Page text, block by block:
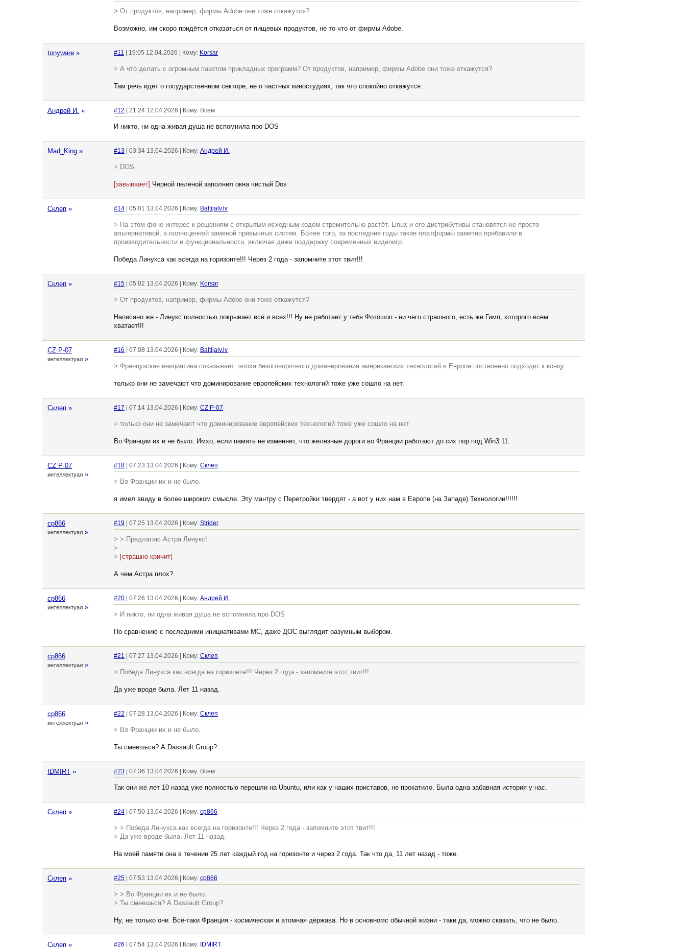
> От продуктов, например, фирмы Adobe они тоже откажутся?
Возможно, им скоро придётся отказаться от пищевых продуктов, не то что от фирмы Adobe.
tonyware » #11 | 19:05 12.04.2026 | Кому: Korsar
> А что делать с огромным пакетом прикладных программ? От продуктов, например, фирмы Adobe они тоже откажутся?
Там речь идёт о государственном секторе, не о частных киностудиях, так что спокойно откажутся.
Андрей И. » #12 | 21:24 12.04.2026 | Кому: Всем
И никто, ни одна живая душа не вспомнила про DOS
Mad_King » #13 | 03:34 13.04.2026 | Кому: Андрей И.
> DOS
[завываает] Черной пеленой заполнил окна чистый Dos
Склеп » #14 | 05:01 13.04.2026 | Кому: Baltijalv.lv
> На этом фоне интерес к решениям с открытым исходным кодом стремительно растёт. Linux и его дистрибутивы становятся не просто
альтернативой, а полноценной заменой привычных систем. Более того, за последние годы такие платформы заметно прибавили в
производительности и функциональности, включая даже поддержку современных видеоигр.
Победа Линукса как всегда на горизонте!!! Через 2 года - запомните этот твит!!!
Склеп » #15 | 05:02 13.04.2026 | Кому: Korsar
> От продуктов, например, фирмы Adobe они тоже откажутся?
Написано же - Линукс полностью покрывает всё и всех!!! Ну не работает у тебя Фотошоп - ни чего страшного, есть же Гимп, которого всем
хватает!!!
CZ P-07
интеллектуал »
#16 | 07:08 13.04.2026 | Кому: Baltijalv.lv
> Французская инициатива показывает: эпоха безоговорочного доминирования американских технологий в Европе постепенно подходит к концу.
только они не замечают что доминирование европейских технологий тоже уже сошло на нет.
Склеп » #17 | 07:14 13.04.2026 | Кому: CZ P-07
> только они не замечают что доминирование европейских технологий тоже уже сошло на нет
Во Франции их и не было. Имхо, если память не изменяет, что железные дороги во Франции работают до сих пор под Win3.11.
CZ P-07
интеллектуал »
#18 | 07:23 13.04.2026 | Кому: Склеп
> Во Франции их и не было.
я имел ввиду в более широком смысле. Эту мантру с Перетройки твердят - а вот у них нам в Европе (на Западе) Технологии!!!!!!
cp866
интеллектуал »
#19 | 07:25 13.04.2026 | Кому: Strider
> > Предлагаю Астра Линукс!
>
> [страшно кричит]
А чем Астра плох?
cp866
интеллектуал »
#20 | 07:26 13.04.2026 | Кому: Андрей И.
> И никто, ни одна живая душа не вспомнила про DOS
По сравнению с последними инициативами МС, даже ДОС выглядит разумным выбором.
cp866
интеллектуал »
#21 | 07:27 13.04.2026 | Кому: Склеп
> Победа Линукса как всегда на горизонте!!! Через 2 года - запомните этот твит!!!
Да уже вроде была. Лет 11 назад.
cp866
интеллектуал »
#22 | 07:28 13.04.2026 | Кому: Склеп
> Во Франции их и не было.
Ты смеешься? А Dassault Group?
IDMIRT » #23 | 07:36 13.04.2026 | Кому: Всем
Так они же лет 10 назад уже полностью перешли на Ubuntu, или как у наших приставов, не прокатило. Была одна забавная история у нас.
Склеп » #24 | 07:50 13.04.2026 | Кому: cp866
> > Победа Линукса как всегда на горизонте!!! Через 2 года - запомните этот твит!!!
> Да уже вроде была. Лет 11 назад.
На моей памяти она в течении 25 лет каждый год на горизонте и через 2 года. Так что да, 11 лет назад - тоже.
Склеп » #25 | 07:53 13.04.2026 | Кому: cp866
> > Во Франции их и не было.
> Ты смеешься? А Dassault Group?
Ну, не только они. Всё-таки Франция - космическая и атомная держава. Но в основномс обычной жизни - таки да, можно сказать, что не было.
Склеп » #26 | 07:54 13.04.2026 | Кому: IDMIRT